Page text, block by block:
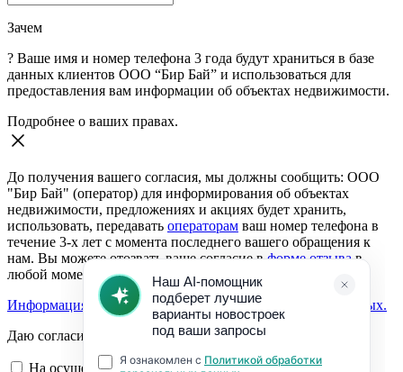
Зачем
? Ваше имя и номер телефона 3 года будут храниться в базе
данных клиентов ООО “Бир Бай” и использоваться для
предоставления вам информации об объектах недвижимости.
Подробнее о ваших правах.
До получения вашего согласия, мы должны сообщить: ООО
"Бир Бай" (оператор) для информирования об объектах
недвижимости, предложениях и акциях будет хранить,
использовать, передавать операторам ваш номер телефона в
течение 3-х лет с момента последнего вашего обращения к
нам. Вы можете отозвать ваше согласие вформе отзывав
любой момент.
Информация о согласии на обработку персональных данных.
Даю согласие:
На осуществление обратной связи